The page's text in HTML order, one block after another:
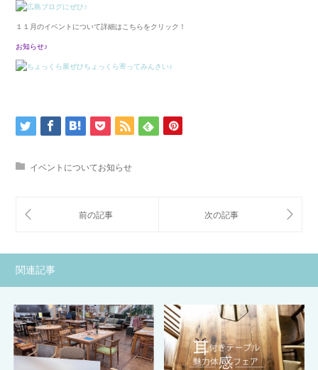
１１月のイベントについて詳細はこちらをクリック！
お知らせ♪
イベントについてお知らせ
関連記事